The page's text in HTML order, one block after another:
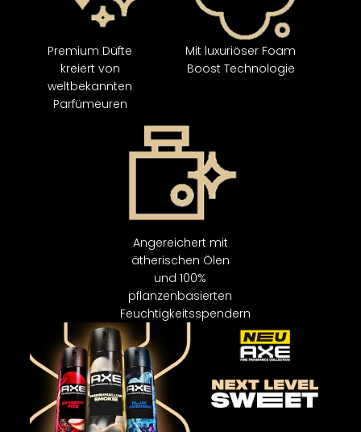
Premium Düfte
kreiert von
weltbekannten
Parfümeuren
Mit luxuriöser Foam
Boost Technologie
Angereichert mit
ätherischen Ölen
und 100%
pflanzenbasierten
Feuchtigkeitsspendern